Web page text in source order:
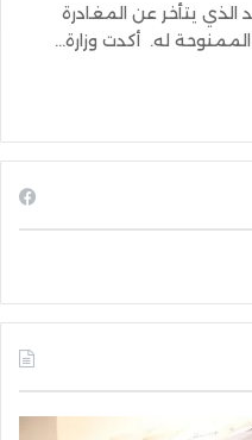
الذي يتأخر عن المغادرة
له. أكدت وزارة…